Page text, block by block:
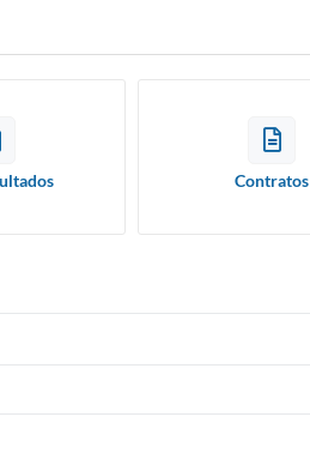
Contratos